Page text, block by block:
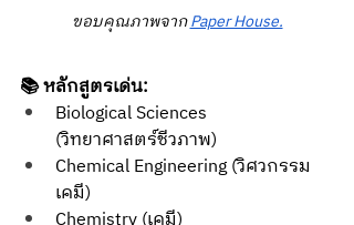
ขอบคุณภาพจาก Paper House.
📚 หลักสูตรเด่น:
Biological Sciences
(วิทยาศาสตร์ชีวภาพ)
Chemical Engineering (วิศวกรรม
เคมี)